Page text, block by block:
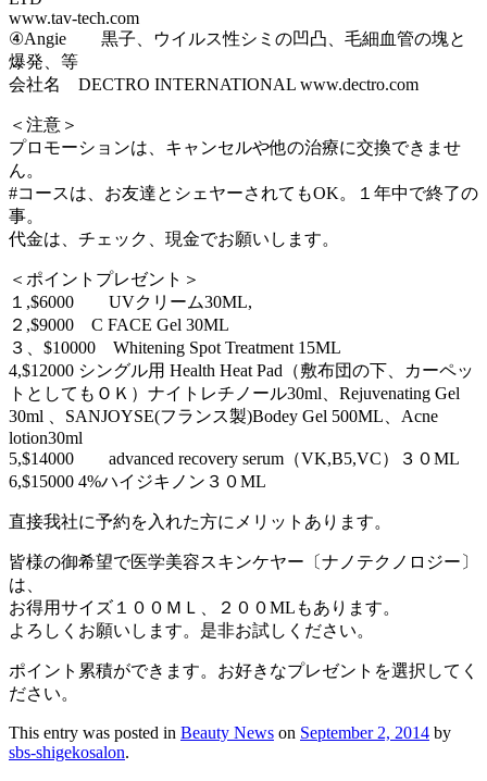
www.tav-tech.com
④Angie 黒子、ウイルス性シミの凹凸、毛細血管の塊と
爆発、等
会社名 DECTRO INTERNATIONAL www.dectro.com
＜注意＞
プロモーションは、キャンセルや他の治療に交換できませ
ん。
#コースは、お友達とシェヤーされてもOK。１年中で終了の
事。
代金は、チェック、現金でお願いします。
＜ポイントプレゼント＞
１,$6000 UVクリーム30ML,
２,$9000 C FACE Gel 30ML
３、$10000 Whitening Spot Treatment 15ML
4,$12000 シングル用 Health Heat Pad（敷布団の下、カーペッ
トとしてもＯＫ）ナイトレチノール30ml、Rejuvenating Gel
30ml 、SANJOYSE(フランス製)Bodey Gel 500ML、Acne
lotion30ml
5,$14000 advanced recovery serum（VK,B5,VC）３０ML
6,$15000 4%ハイジキノン３０ML
直接我社に予約を入れた方にメリットあります。
皆様の御希望で医学美容スキンケヤー〔ナノテクノロジー〕
は、
お得用サイズ１００ＭＬ、２００MLもあります。
よろしくお願いします。是非お試しください。
ポイント累積ができます。お好きなプレゼントを選択してく
ださい。
This entry was posted in Beauty News on September 2, 2014 by
sbs-shigekosalon.